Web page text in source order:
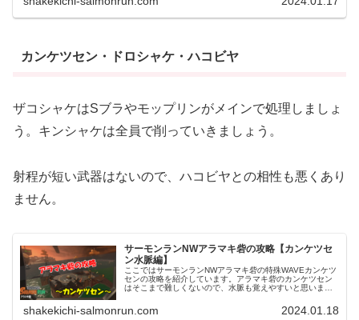
カンケツセン・ドロシャケ・ハコビヤ
ザコシャケはSブラやモップリンがメインで処理しましょ
う。キンシャケは全員で削っていきましょう。
射程が短い武器はないので、ハコビヤとの相性も悪くあり
ません。
サーモンランNWアラマキ砦の攻略【カンケツセ
ン水脈編】
ここではサーモンランNWアラマキ砦の特殊WAVEカンケツ
センの攻略を紹介しています。アラマキ砦のカンケツセン
はそこまで難しくないので、水脈も覚えやすいと思いま
shakekichi-salmonrun.com 2024.01.18